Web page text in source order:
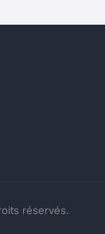
réservés.